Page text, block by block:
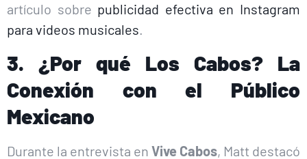
artículo sobre publicidad efectiva en Instagram
para videos musicales.
3. ¿Por qué Los Cabos? La
Conexión con el Público
Mexicano
Durante la entrevista en Vive Cabos, Matt destacó